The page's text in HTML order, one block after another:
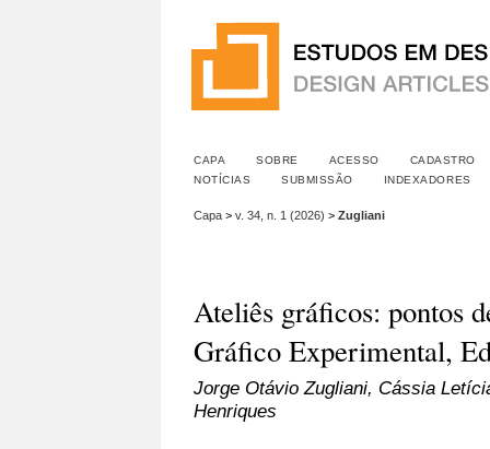
CAPA SOBRE ACESSO
CADASTRO
NOTÍCIAS
SUBMISSÃO INDEXADORES
Capa > v. 34, n. 1 (2026) > Zugliani
Ateliês gráficos: pontos
Gráfico Experimental,
Jorge Otávio Zugliani, Cássia
Henriques